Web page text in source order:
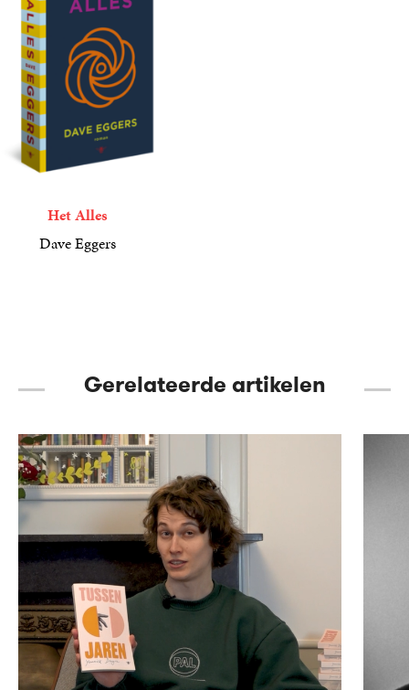
Het Alles
Dave Eggers
Gerelateerde artikelen